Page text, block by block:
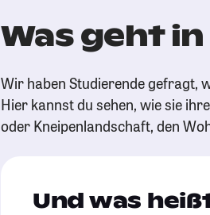
Was geht
Wir haben Studierende gefragt,
Hier kannst du sehen, wie sie
oder Kneipenlandschaft, den
Und was